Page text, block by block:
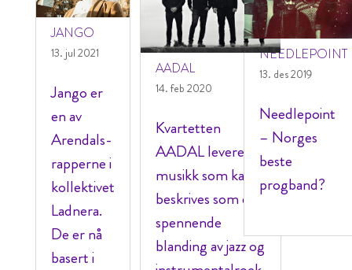
JANGO
13. jul 2021
Jango er
en av
Arendals-
rapperne i
kollektivet
Ladnera.
De er nå
basert i
AADAL
14. feb 2020
Kvartetten
AADAL leverer
musikk som kan
beskrives som en
spennende
blanding av jazz og
NEEDLEPOINT
13. des 2019
Needlepoint
– Norges
beste
progband?